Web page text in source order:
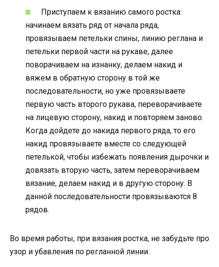
Приступаем к вязанию самого ростка:
начинаем вязать ряд от начала ряда,
провязываем петельки спины, линию реглана и
петельки первой части на рукаве, далее
поворачиваем на изнанку, делаем накид и
вяжем в обратную сторону в той же
последовательности, но уже провязываете
первую часть второго рукава, переворачиваете
на лицевую сторону, накид и повторяем заново.
Когда дойдете до накида первого ряда, то его
накид провязываете вместе со следующей
петелькой, чтобы избежать появления дырочки и
довязать вторую часть, затем переворачиваем
вязание, делаем накид и в другую сторону. В
данной последовательности провязываются 8
рядов.
Во время работы, при вязания ростка, не забудьте про
узор и убавления по регланной линии.